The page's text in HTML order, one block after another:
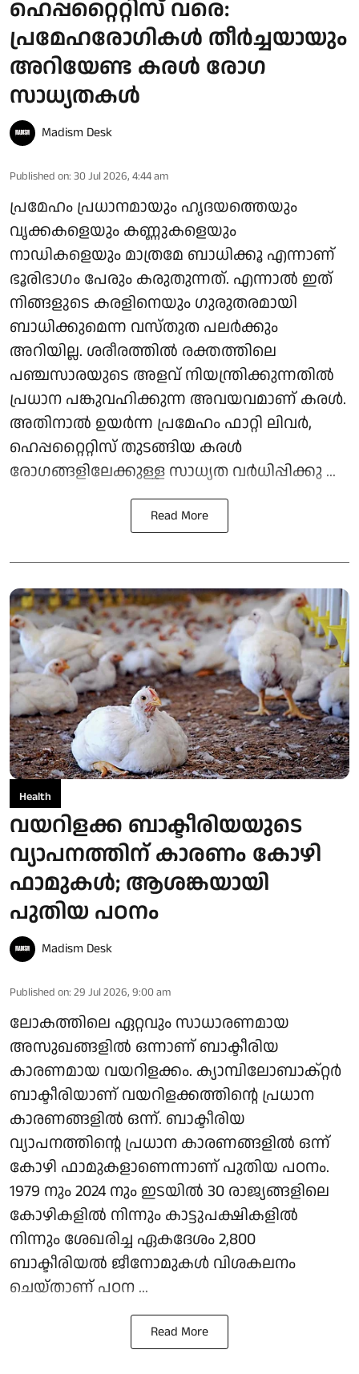
ഹെപ്പറ്റൈറ്റിസ് വരെ:
പ്രമേഹരോഗികൾ തീർച്ചയായും
അറിയേണ്ട കരൾ രോഗ
സാധ്യതകൾ
Madism Desk
Published on: 30 Jul 2026, 4:44 am
പ്രമേഹം പ്രധാനമായും ഹൃദയത്തെയും
വൃക്കകളെയും കണ്ണുകളെയും
നാഡികളെയും മാത്രമേ ബാധിക്കൂ എന്നാണ്
ഭൂരിഭാഗം പേരും കരുതുന്നത്. എന്നാൽ ഇത്
നിങ്ങളുടെ കരളിനെയും ഗുരുതരമായി
ബാധിക്കുമെന്ന വസ്തുത പലർക്കും
അറിയില്ല. ശരീരത്തിൽ രക്തത്തിലെ
പഞ്ചസാരയുടെ അളവ് നിയന്ത്രിക്കുന്നതിൽ
പ്രധാന പങ്കുവഹിക്കുന്ന അവയവമാണ് കരൾ.
അതിനാൽ ഉയർന്ന പ്രമേഹം ഫാറ്റി ലിവർ,
ഹെപ്പറ്റൈറ്റിസ് തുടങ്ങിയ കരൾ
രോഗങ്ങളിലേക്കുള്ള സാധ്യത വർധിപ്പിക്കു ...
Read More
Health
വയറിളക്ക ബാക്ടീരിയയുടെ
വ്യാപനത്തിന് കാരണം കോഴി
ഫാമുകള്‍; ആശങ്കയായി
പുതിയ പഠനം
Madism Desk
Published on: 29 Jul 2026, 9:00 am
ലോകത്തിലെ ഏറ്റവും സാധാരണമായ
അസുഖങ്ങളില്‍ ഒന്നാണ് ബാക്ടീരിയ
കാരണമായ വയറിളക്കം. ക്യാമ്പിലോബാക്റ്റര്‍
ബാക്ടീരിയാണ് വയറിളക്കത്തിന്റെ പ്രധാന
കാരണങ്ങളില്‍ ഒന്ന്. ബാക്ടീരിയ
വ്യാപനത്തിന്റെ പ്രധാന കാരണങ്ങളില്‍ ഒന്ന്
കോഴി ഫാമുകളാണെന്നാണ് പുതിയ പഠനം.
1979 നും 2024 നും ഇടയില്‍ 30 രാജ്യങ്ങളിലെ
കോഴികളില്‍ നിന്നും കാട്ടുപക്ഷികളില്‍
നിന്നും ശേഖരിച്ച ഏകദേശം 2,800
ബാക്ടീരിയല്‍ ജീനോമുകള്‍ വിശകലനം
ചെയ്താണ് പഠന ...
Read More